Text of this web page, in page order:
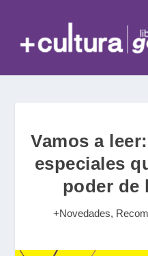
Vamos a
especiales
poder de
+Novedades,